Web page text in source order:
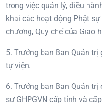
trong việc quản lý, điều
khai các hoạt động Phật
chương, Quy chế của Giáo
5. Trưởng ban Ban Quản
tự viện.
6. Trưởng ban Ban Quản
sự GHPGVN cấp tỉnh và